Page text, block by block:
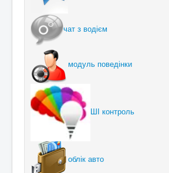
чат з водієм
модуль поведінки
ШІ контроль
облік авто